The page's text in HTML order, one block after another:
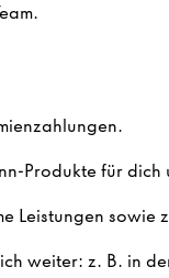
Produkte für dich
Leistungen sowie
weiter: z. B. in